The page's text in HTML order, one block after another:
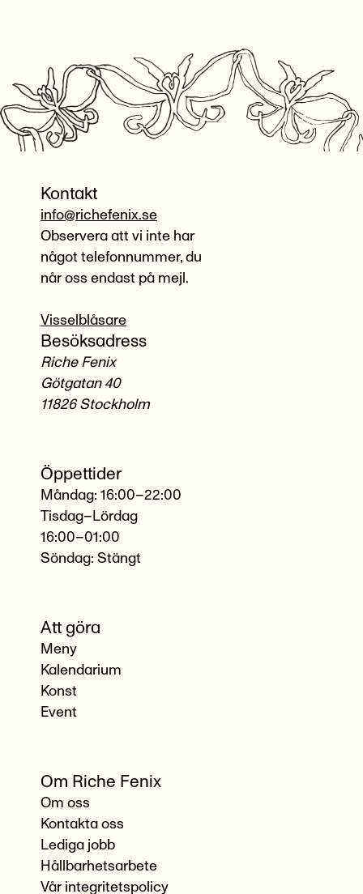
Öppettider
Måndag: 16:00–22:00
Tisdag–Lördag
16:00–01:00
Söndag: Stängt
Att göra
Meny
Kalendarium
Konst
Event
Om Riche Fenix
Om oss
Kontakta oss
Lediga jobb
Hållbarhetsarbete
Vår integritetspolicy
Kontakt
info@richefenix.se
Observera att vi inte har
något telefonnummer, du
når oss endast på mejl.
Visselblåsare
Besöksadress
Riche Fenix
Götgatan 40
11826 Stockholm